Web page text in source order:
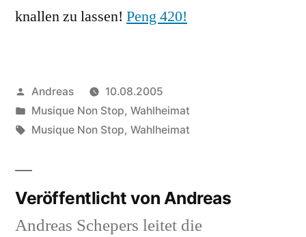
knallen zu lassen! Peng 420!
Veröffentlicht
von
Andreas
10.08.2005
Veröffentlicht
in
Musique Non Stop, Wahlheimat
Schlagwörter:
Musique Non Stop, Wahlheimat
Veröffentlicht von Andreas
Andreas Schepers leitet die